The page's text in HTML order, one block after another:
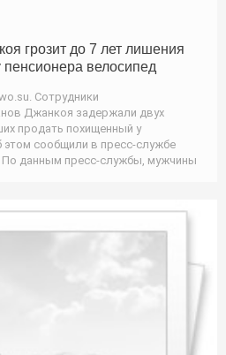
грозит до 7 лет лишения
велосипед
Сотрудники
Джанкоя задержали двух
продать похищенный у
этом сообщили в пресс-службе
данным пресс-службы, мужчины